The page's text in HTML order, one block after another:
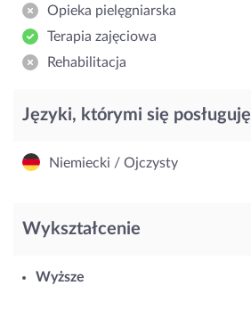
Opieka pielęgniarska
Terapia zajęciowa
Rehabilitacja
Języki, którymi się posługuję
Niemiecki / Ojczysty
Wykształcenie
Wyższe